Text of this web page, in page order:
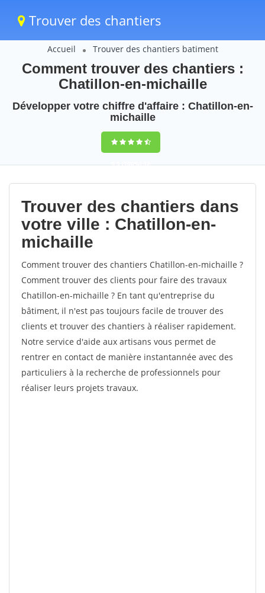
Trouver des chantiers
Accueil Trouver des chantiers batiment
Comment trouver des chantiers :
Chatillon-en-michaille
Développer votre chiffre d'affaire : Chatillon-en-
michaille
9,5(100%)52
votes
Trouver des chantiers dans
votre ville : Chatillon-en-
michaille
Comment trouver des chantiers Chatillon-en-michaille ?
Comment trouver des clients pour faire des travaux
Chatillon-en-michaille ? En tant qu'entreprise du
bâtiment, il n'est pas toujours facile de trouver des
clients et trouver des chantiers à réaliser rapidement.
Notre service d'aide aux artisans vous permet de
rentrer en contact de manière instantannée avec des
particuliers à la recherche de professionnels pour
réaliser leurs projets travaux.